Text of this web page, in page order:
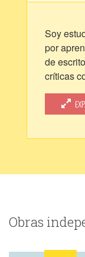
Soy
por
de
críticas
Obras